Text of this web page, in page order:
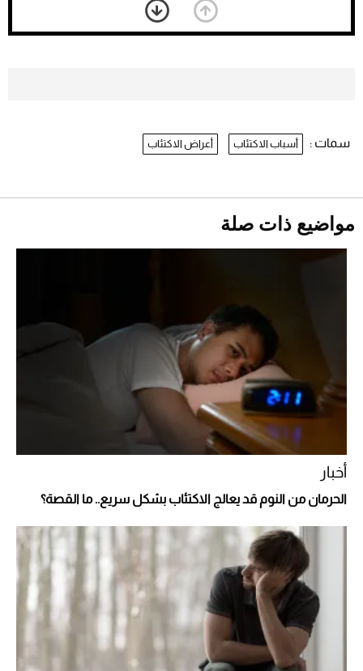
أغلى 10 عطور في العالم للرجال تمنحك فخامة
استثنائية
Aston Martin Valiant: على هوى الأبطال
«الجوازات» تكشف طريقة استخراج رقم
الحدود للزائر عبر أبشر
Comeback" في جدة (فيديو)
2026-07-25
سمات : أسباب الاكتئاب أعراض الاكتئاب
مواضيع ذات صلة
أخبار
الحرمان من النوم قد يعالج الاكتئاب بشكل سريع.. ما القصة؟